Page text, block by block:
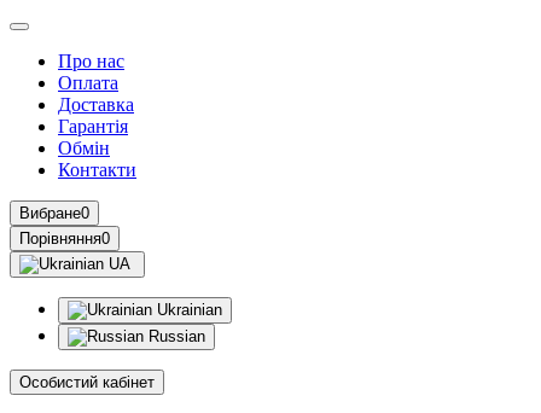
Про нас
Оплата
Доставка
Гарантія
Обмін
Контакти
Вибране0
Порівняння0
UA
Ukrainian
Russian
Особистий кабінет